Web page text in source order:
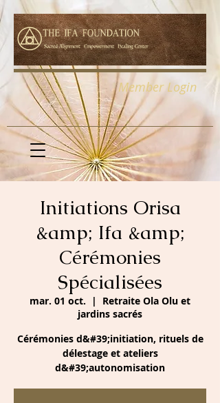
Member Login
Initiations Orisa
&amp; Ifa &amp;
Cérémonies
Spécialisées
mar. 01 oct.
  |
Retraite Ola Olu et
jardins sacrés
Cérémonies d&#39;initiation, rituels de
délestage et ateliers
d&#39;autonomisation